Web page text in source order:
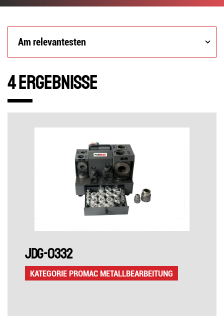
relevantesten
Am relevantesten
4 Ergebnisse
JDG-0332
KATEGORIE PROMAC METALLBEARBEITUNG